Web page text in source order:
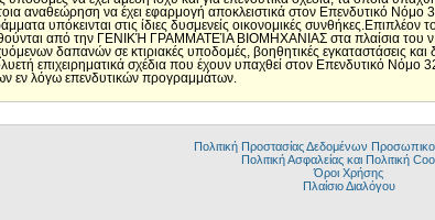
αναθεώρηση να έχει εφαρμογή αποκλειστικά στον Επενδυτικό
υπόκεινται στις ίδιες δυσμενείς οικονομικές
από την ΓΕΝΙΚΉ ΓΡΑΜΜΑΤΕΊΑ ΒΙΟΜΗΧΑΝΙΑΣ στα πλαίσια του ν.
δαπανών σε κτιριακές υποδομές, βοηθητικές εγκαταστάσεις
επιχειρηματικά σχέδια που έχουν υπαχθεί στον Επενδυτικό
εν λόγω επενδυτικών προγραμμάτων.
Πολιτική Προστασίας Δεδομένων
Πολιτική Ασφαλείας και Πολιτική
Όροι Χρήσης
Πλαίσιο Διαλόγου